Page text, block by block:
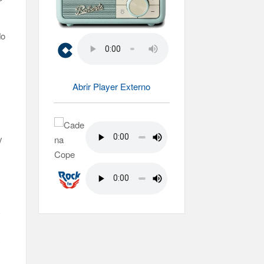
Abrir Player Externo